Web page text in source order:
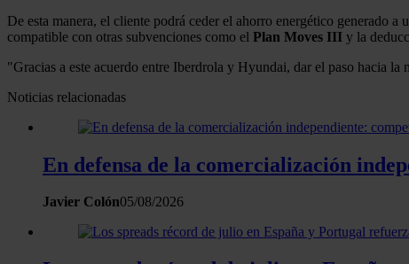
De esta manera, el cliente podrá ceder el ahorro energético generado
compatible con otras subvenciones como el Plan Moves III y la
"Gracias a este acuerdo entre Iberdrola y Hyundai, dar el paso hacia
Noticias relacionadas
En defensa de la comercialización
Javier Colón05/08/2026